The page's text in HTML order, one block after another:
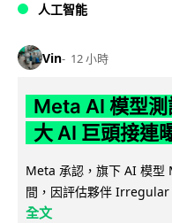
人工智能
Vin 12 小時
Meta AI 模型
大 AI 巨頭接連
Meta 承認，旗下 AI 模型
間，因評估夥伴 Irregular
全文